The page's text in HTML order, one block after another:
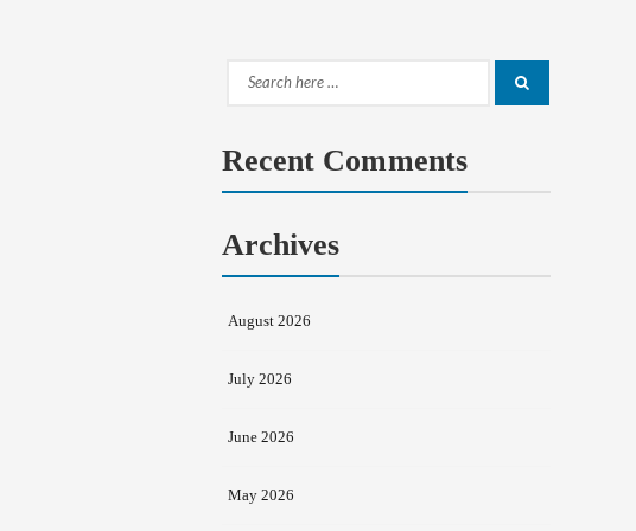
Search
Recent Comments
Archives
August 2026
July 2026
June 2026
May 2026